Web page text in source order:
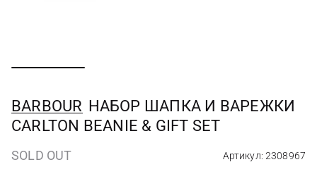
BARBOUR НАБОР ШАПКА И ВАРЕЖКИ
CARLTON BEANIE & GIFT SET
SOLD OUT Артикул: 2308967